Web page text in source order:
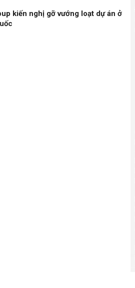
kiến nghị gỡ vướng loạt dự án ở